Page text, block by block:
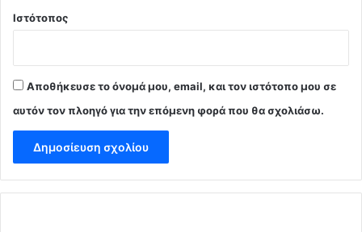
Ιστότοπος
Αποθήκευσε το όνομά μου, email, και τον ιστότοπο μου σε
αυτόν τον πλοηγό για την επόμενη φορά που θα σχολιάσω.